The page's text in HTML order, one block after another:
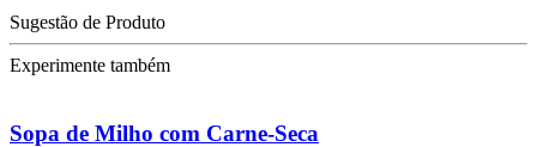
Sugestão de Produto
Experimente também
Sopa de Milho com Carne-Seca